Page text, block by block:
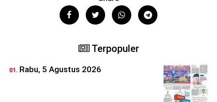
Terpopuler
Rabu, 5 Agustus 2026